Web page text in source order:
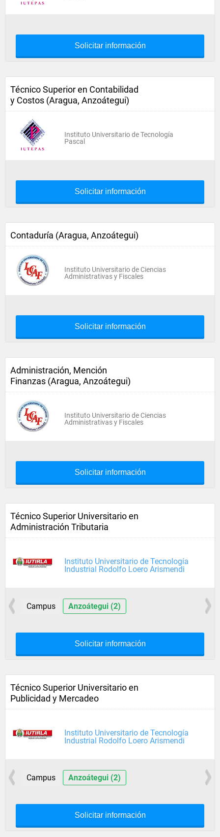
Solicitar información
Técnico Superior en Contabilidad
y Costos (Aragua, Anzoátegui)
Instituto Universitario de Tecnología
Pascal
Solicitar información
Contaduría (Aragua, Anzoátegui)
Instituto Universitario de Ciencias
Administrativas y Fiscales
Solicitar información
Administración, Mención
Finanzas (Aragua, Anzoátegui)
Instituto Universitario de Ciencias
Administrativas y Fiscales
Solicitar información
Técnico Superior Universitario en
Administración Tributaria
Instituto Universitario de Tecnología
Industrial Rodolfo Loero Arismendi
Campus Anzoátegui (2)
Solicitar información
Técnico Superior Universitario en
Publicidad y Mercadeo
Instituto Universitario de Tecnología
Industrial Rodolfo Loero Arismendi
Campus Anzoátegui (2)
Solicitar información